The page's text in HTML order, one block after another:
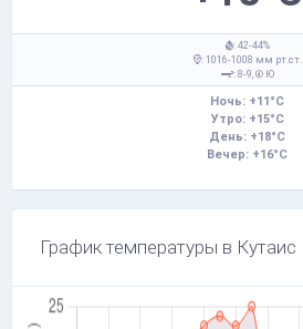
: 42-44%
: 1016-1008 мм рт.ст.
: 8-9,
Ю
Ночь: +11°C
Утро: +15°C
День: +18°C
Вечер: +16°C
График температуры в Кутаис